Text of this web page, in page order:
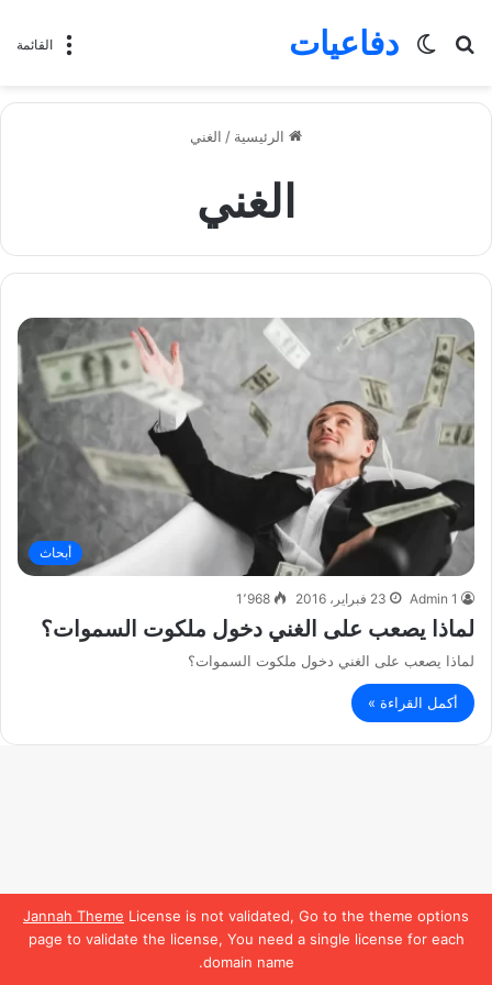
Jannah Theme License is not validated, Go to the theme options
page to validate the license, You need a single license for each
domain name.
القائمة دفاعيات
بحث
الوضع
الرئيسية / الغني
الغني
أبحاث
Admin 1 23 فبراير، 2016 1٬968
لماذا يصعب على الغني دخول ملكوت السموات؟
لماذا يصعب على الغني دخول ملكوت السموات؟
أكمل القراءة »